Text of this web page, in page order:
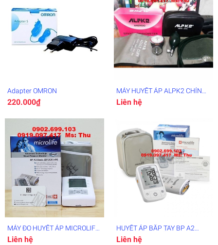
Adapter OMRON
220.000₫
MÁY HUYẾT ÁP ALPK2 CHÍNH
HÃNG
Liên hệ
MÁY ĐO HUYẾT ÁP MICROLIFE
BP A3 Basic
Liên hệ
HUYẾT ÁP BẮP TAY BP A2
BASIC - THỤY SỸ
Liên hệ